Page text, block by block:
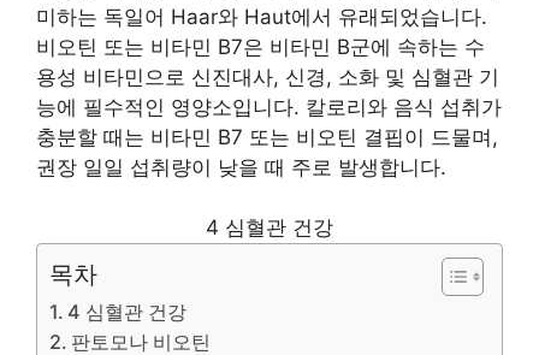
미하는 독일어 Haar와 Haut에서 유래되었습니다.
비오틴 또는 비타민 B7은 비타민 B군에 속하는 수
용성 비타민으로 신진대사, 신경, 소화 및 심혈관 기
능에 필수적인 영양소입니다. 칼로리와 음식 섭취가
충분할 때는 비타민 B7 또는 비오틴 결핍이 드물며,
권장 일일 섭취량이 낮을 때 주로 발생합니다.
4 심혈관 건강
목차
4 심혈관 건강
판토모나 비오틴